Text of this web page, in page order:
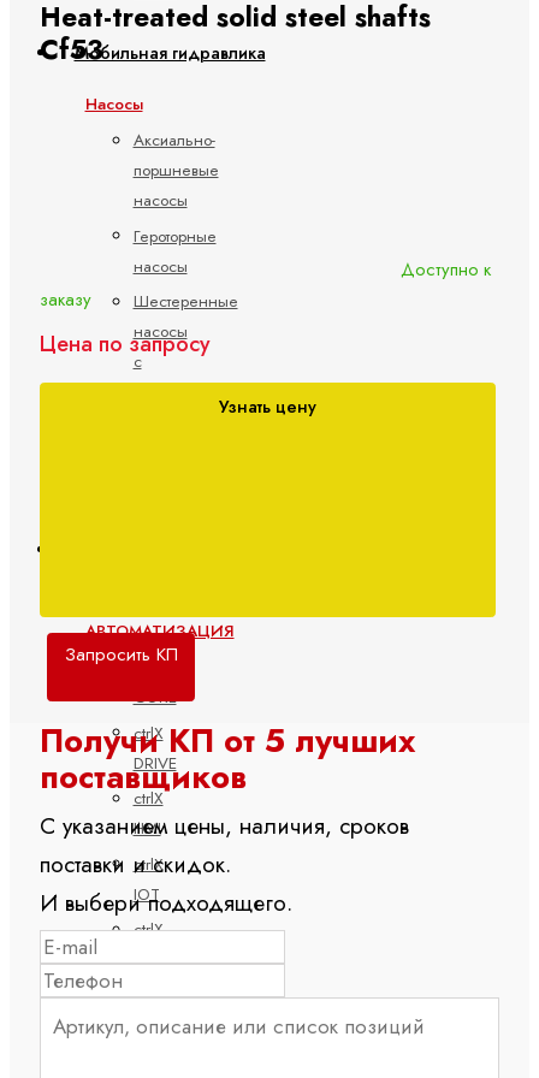
Мобильная гидравлика
Насосы
Аксиально-
поршневые
насосы
Героторные
насосы
Шестеренные
насосы
с
АВТОМАТИЗАЦИЯ
ctrlX
CORE
ctrlX
DRIVE
ctrlX
HMI
ctrlX
IOT
ctrlX
IPC
ctrlX
MOTION
Heat-treated solid steel shafts
Cf53
Доступно к
заказу
Цена по запросу
Узнать цену
Запросить КП
Получи КП от 5 лучших
поставщиков
С указанием цены, наличия, сроков
поставки и скидок.
И выбери подходящего.